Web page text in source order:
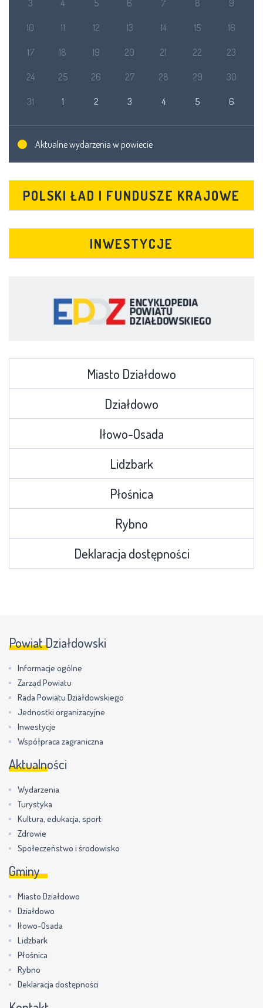
3 4 5 6 7 8 9
10 11 12 13 14 15 16
17 18 19 20 21 22 23
24 25 26 27 28 29 30
31 1 2 3 4 5 6
Aktualne wydarzenia w powiecie
POLSKI ŁAD I FUNDUSZE KRAJOWE
INWESTYCJE
Miasto Działdowo
Działdowo
Iłowo-Osada
Lidzbark
Płośnica
Rybno
Deklaracja dostępności
Powiat Działdowski
Informacje ogólne
Zarząd Powiatu
Rada Powiatu Działdowskiego
Jednostki organizacyjne
Inwestycje
Współpraca zagraniczna
Aktualności
Wydarzenia
Turystyka
Kultura, edukacja, sport
Zdrowie
Społeczeństwo i środowisko
Gminy
Miasto Działdowo
Działdowo
Iłowo-Osada
Lidzbark
Płośnica
Rybno
Deklaracja dostępności